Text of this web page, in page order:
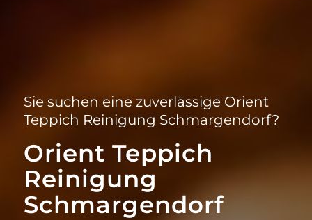
Sie suchen eine zuverlässige Orient
Teppich Reinigung Schmargendorf?
Orient Teppich
Reinigung
Schmargendorf